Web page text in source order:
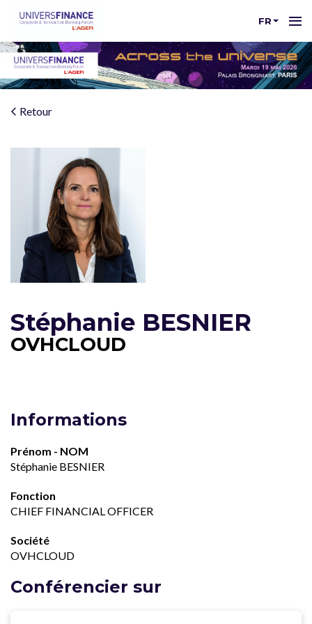
FR
Retour
Stéphanie BESNIER
OVHCLOUD
Informations
Prénom - NOM
Stéphanie BESNIER
Fonction
CHIEF FINANCIAL OFFICER
Société
OVHCLOUD
Conférencier sur